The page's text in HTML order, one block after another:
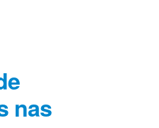
nas